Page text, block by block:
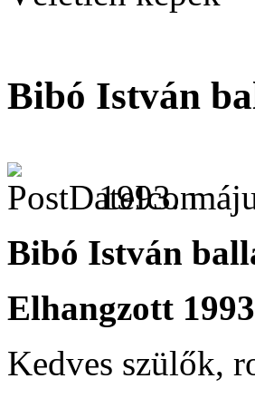
Bibó István
1993.
Bibó István
Elhangzott
Kedves szülők,